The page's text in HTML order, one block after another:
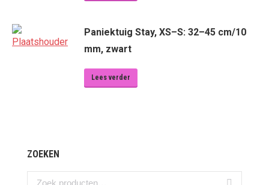
Paniektuig Stay, XS–S: 32–45 cm/10
mm, zwart
Lees verder
ZOEKEN